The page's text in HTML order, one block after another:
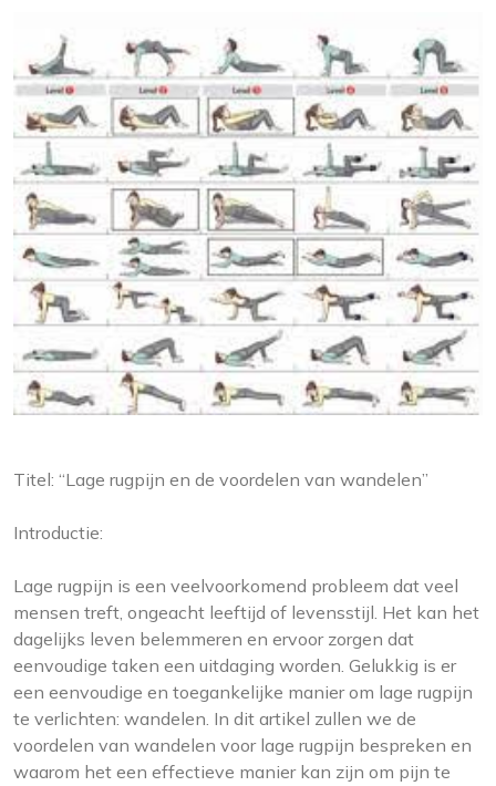
Titel: “Lage rugpijn en de voordelen van wandelen”
Introductie:
Lage rugpijn is een veelvoorkomend probleem dat veel
mensen treft, ongeacht leeftijd of levensstijl. Het kan het
dagelijks leven belemmeren en ervoor zorgen dat
eenvoudige taken een uitdaging worden. Gelukkig is er
een eenvoudige en toegankelijke manier om lage rugpijn
te verlichten: wandelen. In dit artikel zullen we de
voordelen van wandelen voor lage rugpijn bespreken en
waarom het een effectieve manier kan zijn om pijn te